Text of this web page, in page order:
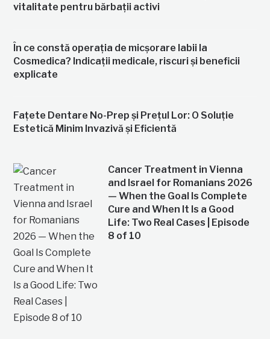
vitalitate pentru bărbații activi
În ce constă operația de micșorare labii la
Cosmedica? Indicații medicale, riscuri și beneficii
explicate
Fațete Dentare No-Prep și Prețul Lor: O Soluție
Estetică Minim Invazivă și Eficientă
Cancer Treatment in Vienna
and Israel for Romanians 2026
— When the Goal Is Complete
Cure and When It Is a Good
Life: Two Real Cases | Episode
8 of 10